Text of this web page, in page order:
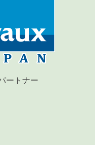
ートナー